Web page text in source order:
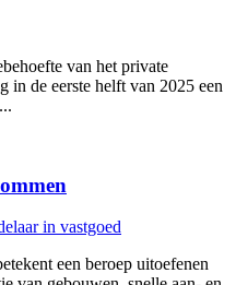
van het private
in de eerste helft van 2025 een
in vastgoed
een beroep uitoefenen